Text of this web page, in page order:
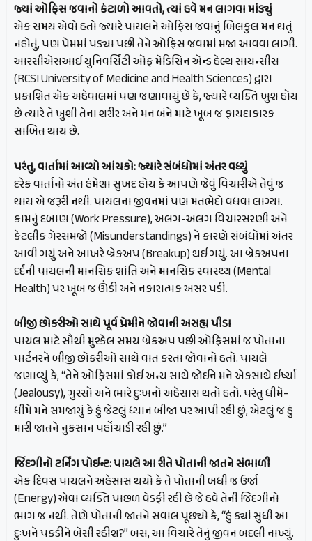
જ્યાં ઓફિસ જવાનો કંટાળો આવતો, ત્યાં હવે મન લાગવા માંડ્યું
એક સમય એવો હતો જ્યારે પાયલને ઓફિસ જવાનું બિલકુલ મન થતું
નહોતું, પણ પ્રેમમાં પડ્યા પછી તેને ઓફિસ જવામાં મજા આવવા લાગી.
આરસીએસઆઈ યુનિવર્સિટી ઓફ મેડિસિન એન્ડ હેલ્થ સાયન્સીસ
(RCSI University of Medicine and Health Sciences) દ્વારા
પ્રકાશિત એક અહેવાલમાં પણ જણાવાયું છે કે, જ્યારે વ્યક્તિ ખુશ હોય
છે ત્યારે તે ખુશી તેના શરીર અને મન બંને માટે ખૂબ જ ફાયદાકારક
સાબિત થાય છે.
પરંતુ, વાર્તામાં આવ્યો આંચકો: જ્યારે સંબંધોમાં અંતર વધ્યું
દરેક વાર્તાનો અંત હંમેશા સુખદ હોય કે આપણે જેવું વિચારીએ તેવું જ
થાય એ જરૂરી નથી. પાયલના જીવનમાં પણ મતભેદો વધવા લાગ્યા.
કામનું દબાણ (Work Pressure), અલગ-અલગ વિચારસરણી અને
કેટલીક ગેરસમજો (Misunderstandings) ને કારણે સંબંધોમાં અંતર
આવી ગયું અને આખરે બ્રેકઅપ (Breakup) થઈ ગયું. આ બ્રેકઅપના
દર્દની પાયલની માનસિક શાંતિ અને માનસિક સ્વાસ્થ્ય (Mental
Health) પર ખૂબ જ ઊંડી અને નકારાત્મક અસર પડી.
બીજી છોકરીઓ સાથે પૂર્વ પ્રેમીને જોવાની અસહ્ય પીડા
પાયલ માટે સૌથી મુશ્કેલ સમય બ્રેકઅપ પછી ઓફિસમાં જ પોતાના
પાર્ટનરને બીજી છોકરીઓ સાથે વાત કરતા જોવાનો હતો. પાયલે
જણાવ્યું કે, “તેને ઓફિસમાં કોઈ અન્ય સાથે જોઈને મને એકસાથે ઈર્ષ્યા
(Jealousy), ગુસ્સો અને ભારે દુઃખનો અહેસાસ થતો હતો. પરંતુ ધીમે-
ધીમે મને સમજાયું કે હું જેટલું ધ્યાન બીજા પર આપી રહી છું, એટલું જ હું
મારી જાતને નુકસાન પહોંચાડી રહી છું.”
જિંદગીનો ટર્નિંગ પોઈન્ટ: પાયલે આ રીતે પોતાની જાતને સંભાળી
એક દિવસ પાયલને અહેસાસ થયો કે તે પોતાની બધી જ ઉર્જા
(Energy) એવા વ્યક્તિ પાછળ વેડફી રહી છે જે હવે તેની જિંદગીનો
ભાગ જ નથી. તેણે પોતાની જાતને સવાલ પૂછ્યો કે, “હું ક્યાં સુધી આ
દુઃખને પકડીને બેસી રહીશ?” બસ, આ વિચારે તેનું જીવન બદલી નાખ્યું.